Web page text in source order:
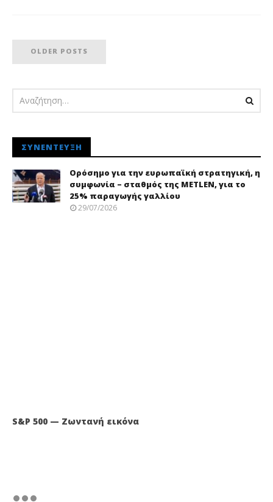
OLDER POSTS
ΣΥΝΈΝΤΕΥΞΗ
Ορόσημο για την ευρωπαϊκή στρατηγική, η
συμφωνία – σταθμός της METLEN, για το
25% παραγωγής γαλλίου
29/07/2026
S&P 500 — Ζωντανή εικόνα